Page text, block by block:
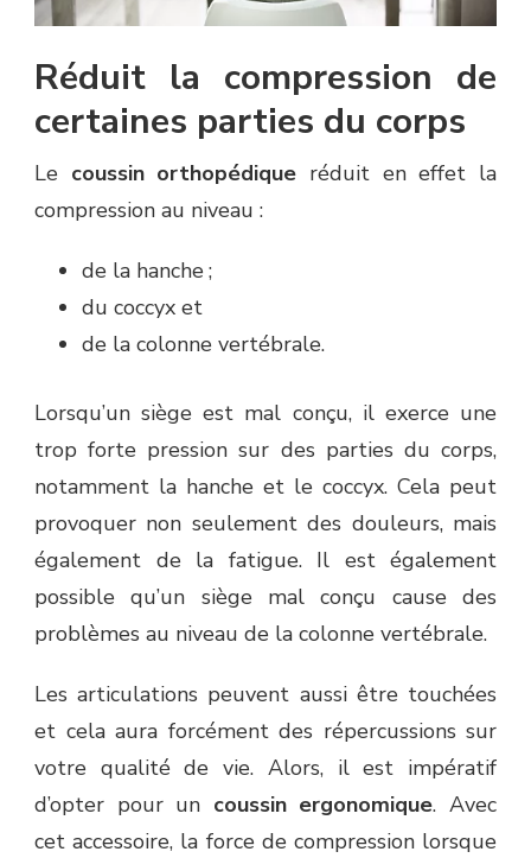
Réduit la compression de
certaines parties du corps
Le coussin orthopédique réduit en effet la
compression au niveau :
de la hanche ;
du coccyx et
de la colonne vertébrale.
Lorsqu’un siège est mal conçu, il exerce une
trop forte pression sur des parties du corps,
notamment la hanche et le coccyx. Cela peut
provoquer non seulement des douleurs, mais
également de la fatigue. Il est également
possible qu’un siège mal conçu cause des
problèmes au niveau de la colonne vertébrale.
Les articulations peuvent aussi être touchées
et cela aura forcément des répercussions sur
votre qualité de vie. Alors, il est impératif
d’opter pour un coussin ergonomique. Avec
cet accessoire, la force de compression lorsque